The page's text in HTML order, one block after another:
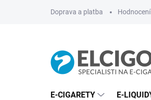
Doprava a platba
E-CIGARETY E-